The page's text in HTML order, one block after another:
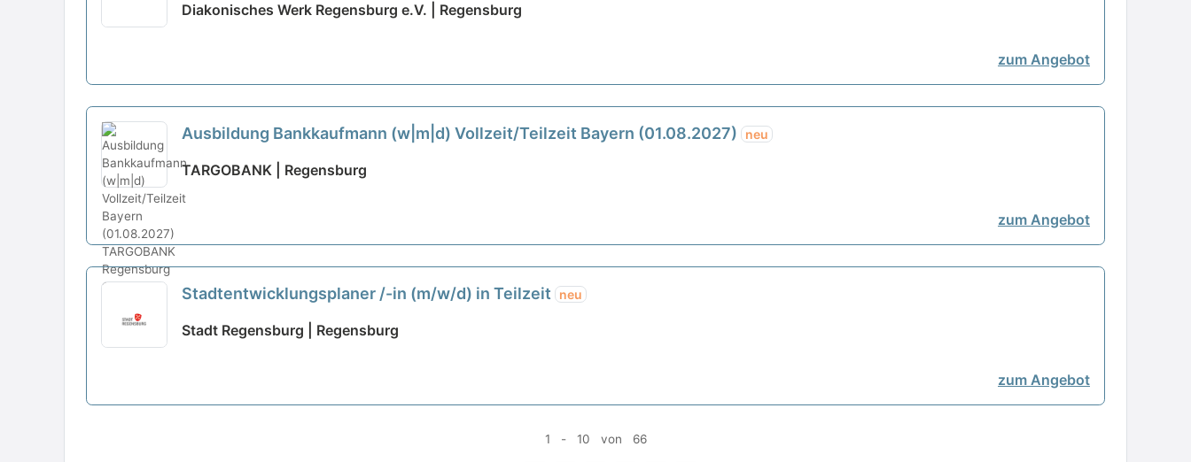
Diakonisches Werk Regensburg e.V. | Regensburg
zum Angebot
Ausbildung Bankkaufmann (w|m|d) Vollzeit/Teilzeit Bayern (01.08.2027) neu
TARGOBANK | Regensburg
zum Angebot
Stadtentwicklungsplaner /-in (m/w/d) in Teilzeit neu
Stadt Regensburg | Regensburg
zum Angebot
1 - 10 von 66